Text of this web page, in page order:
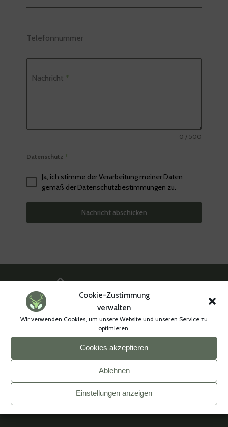
Cookie-Zustimmung
verwalten
Wir verwenden Cookies, um unsere Website und unseren Service zu
optimieren.
Cookies akzeptieren
Ablehnen
Einstellungen anzeigen
Telefonnummer
Nachricht *
0 / 500
Datenschutz *
Ja, ich stimme der Verarbeitung meiner Daten
gemäß der Datenschutzbestimmungen zu.
Nachricht abschicken
info@landgasthof-graes.de
Hövel 12, 48301 Nottuln
landgasthof_graes
Landgasthof Graes